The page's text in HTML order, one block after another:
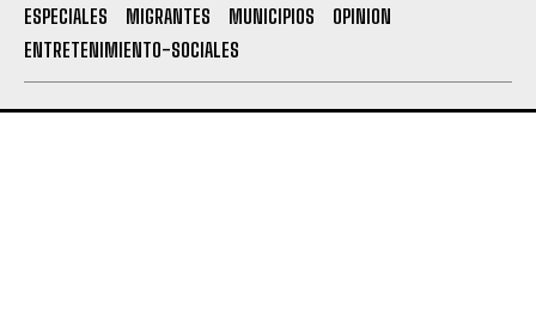
ESPECIALES MIGRANTES MUNICIPIOS
OPINION
ENTRETENIMIENTO-SOCIALES